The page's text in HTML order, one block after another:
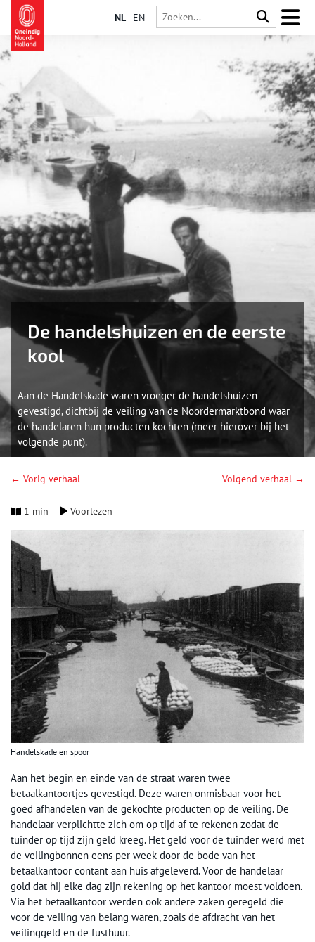
NL EN
De handelshuizen en de eerste
kool
Aan de Handelskade waren vroeger de handelshuizen
gevestigd, dichtbij de veiling van de Noordermarktbond waar
de handelaren hun producten kochten (meer hierover bij het
volgende punt).
← Vorig verhaal Volgend verhaal →
1 min Voorlezen
Handelskade en spoor
Aan het begin en einde van de straat waren twee
betaalkantoortjes gevestigd. Deze waren onmisbaar voor het
goed afhandelen van de gekochte producten op de veiling. De
handelaar verplichtte zich om op tijd af te rekenen zodat de
tuinder op tijd zijn geld kreeg. Het geld voor de tuinder werd met
de veilingbonnen eens per week door de bode van het
betaalkantoor contant aan huis afgeleverd. Voor de handelaar
gold dat hij elke dag zijn rekening op het kantoor moest voldoen.
Via het betaalkantoor werden ook andere zaken geregeld die
voor de veiling van belang waren, zoals de afdracht van het
veilinggeld en de fusthuur.